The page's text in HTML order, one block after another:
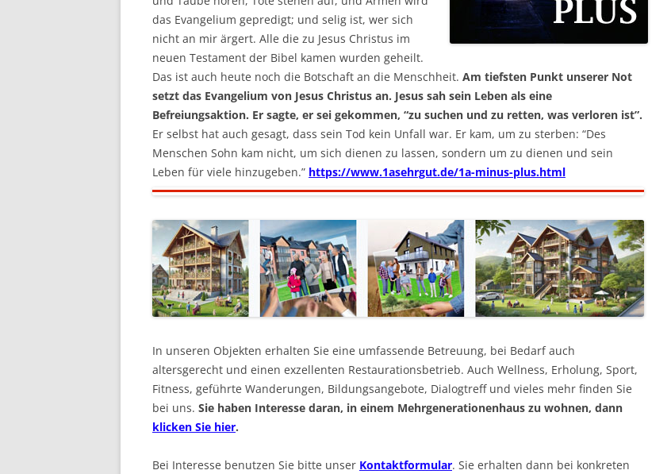
das Evangelium gepredigt; und selig ist, wer sich
nicht an mir ärgert. Alle die zu Jesus Christus im
neuen Testament der Bibel kamen wurden geheilt.
Das ist auch heute noch die Botschaft an die Menschheit. Am tiefsten Punkt unserer Not
setzt das Evangelium von Jesus Christus an. Jesus sah sein Leben als eine
Befreiungsaktion. Er sagte, er sei gekommen, “zu suchen und zu retten, was verloren ist”.
Er selbst hat auch gesagt, dass sein Tod kein Unfall war. Er kam, um zu sterben: “Des
Menschen Sohn kam nicht, um sich dienen zu lassen, sondern um zu dienen und sein
Leben für viele hinzugeben.” https://www.1asehrgut.de/1a-minus-plus.html
In unseren Objekten erhalten Sie eine umfassende Betreuung, bei Bedarf auch
altersgerecht und einen exzellenten Restaurationsbetrieb. Auch Wellness, Erholung, Sport,
Fitness, geführte Wanderungen, Bildungsangebote, Dialogtreff und vieles mehr finden Sie
bei uns. Sie haben Interesse daran, in einem Mehrgenerationenhaus zu wohnen, dann
klicken Sie hier.
Bei Interesse benutzen Sie bitte unser Kontaktformular. Sie erhalten dann bei konkreten